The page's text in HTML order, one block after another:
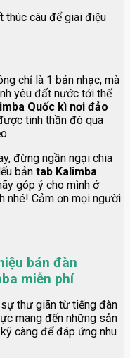
thúc câu để giai điệu
chỉ là 1 bản nhạc, mà
yêu đất nước tới thế
Quốc kì nơi đảo
tinh thần đó qua
đừng ngần ngại chia
bản tab Kalimba
góp ý cho mình ở
nhé! Cảm ơn mọi người
bán đàn
miễn phí
thư giãn từ tiếng đàn
mang đến những sản
càng để đáp ứng nhu